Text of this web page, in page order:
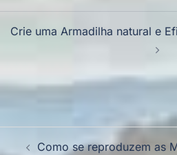
Crie uma Armadilha natural e
Como se reproduzem as